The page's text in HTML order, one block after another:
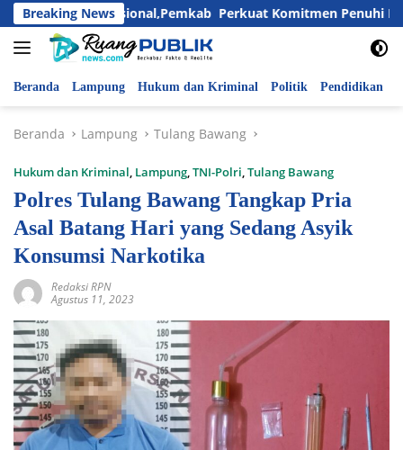
Langsung
ke
konten
Breaking News
Anak Nasional,Pemkab Perkuat Komitmen Penuhi Hak dan
Beranda Lampung Hukum dan Kriminal Politik Pendidikan
Beranda Lampung Tulang Bawang
Hukum dan Kriminal, Lampung,TNI-Polri,Tulang Bawang
Polres Tulang Bawang Tangkap Pria
Asal Batang Hari yang Sedang Asyik
Konsumsi Narkotika
Redaksi RPN
Agustus 11, 2023